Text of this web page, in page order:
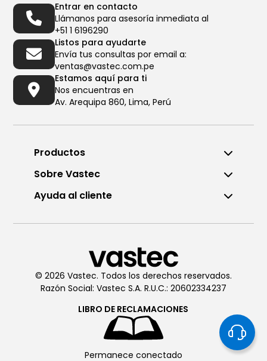
De Lunes a Viernes de 8:00am
a 6:00pm
Chatea conVastec
De Lunes a Viernes de 8:00am
a 6:00pm
Soporte técnico
Entrar en contacto
Llámanos para asesoría inmediata al
+51 1 6196290
Listos para ayudarte
Envía tus consultas por email a:
ventas@vastec.com.pe
Estamos aquí para ti
Nos encuentras en
Av. Arequipa 860, Lima, Perú
Productos
Sobre Vastec
Ayuda al cliente
© 2026 Vastec. Todos los derechos reservados.
Razón Social: Vastec S.A. R.U.C.: 20602334237
LIBRO DE RECLAMACIONES
Permanece conectado